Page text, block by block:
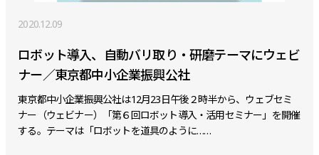
2020.12.09
ロボット導入、自動バリ取り・研磨テーマにウェビ
ナー／東京都中小企業振興公社
東京都中小企業振興公社は12月23日午後２時半から、ウェブセミ
ナー（ウェビナー）「第６回ロボット導入・活用セミナー」を開催
する。テーマは「ロボットを道具のように……